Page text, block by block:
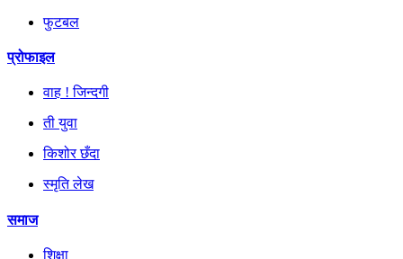
फुटबल
प्रोफाइल
वाह ! जिन्दगी
ती युवा
किशोर छँदा
स्मृति लेख
समाज
शिक्षा